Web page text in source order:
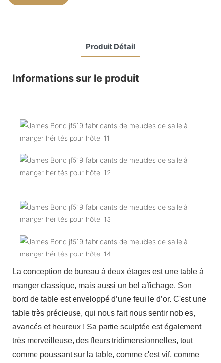
Produit Détail
Informations sur le produit
La conception de bureau à deux étages est une table à
manger classique, mais aussi un bel affichage. Son
bord de table est enveloppé d’une feuille d’or. C'est une
table très précieuse, qui nous fait nous sentir nobles,
avancés et heureux ! Sa partie sculptée est également
très merveilleuse, des fleurs tridimensionnelles, tout
comme poussant sur la table, comme c'est vif, comme